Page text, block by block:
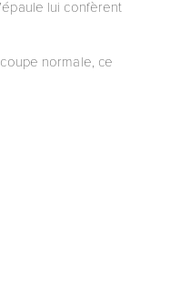
lui confèrent
normale, ce